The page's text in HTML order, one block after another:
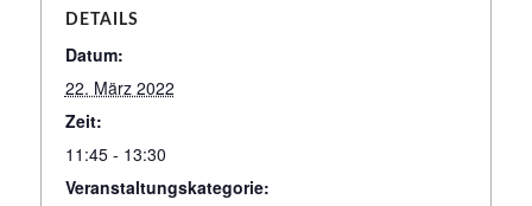
DETAILS
Datum:
22. März 2022
Zeit:
11:45 - 13:30
Veranstaltungskategorie: